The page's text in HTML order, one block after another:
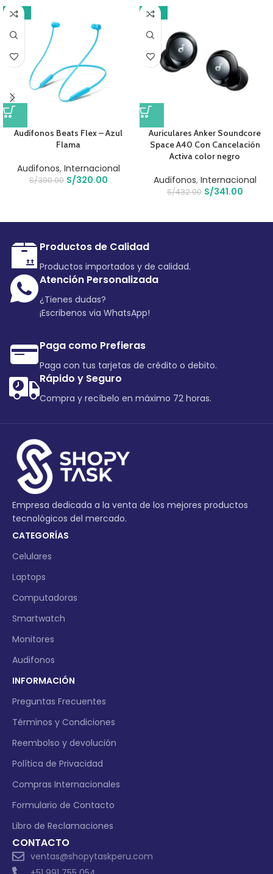
-18%
Audífonos Beats Flex – Azul
Flama
Audifonos, Internacional
S/390.00 S/320.00
-21%
Auriculares Anker Soundcore
Space A40 Con Cancelación
Activa color negro
Audifonos, Internacional
S/432.00 S/341.00
Productos de Calidad
Productos importados y de calidad.
Atención Personalizada
¿Tienes dudas?
¡Escribenos via WhatsApp!
Paga como Prefieras
Paga con tus tarjetas de crédito o debito.
Rápido y Seguro
Compra y recíbelo en máximo 72 horas.
Empresa dedicada a la venta de los mejores productos
tecnológicos del mercado.
CATEGORÍAS
Celulares
Laptops
Computadoras
Smartwatch
Monitores
Audifonos
INFORMACIÓN
Preguntas Frecuentes
Términos y Condiciones
Reembolso y devolución
Política de Privacidad
Compras Internacionales
Formulario de Contacto
Libro de Reclamaciones
CONTACTO
ventas@shopytaskperu.com